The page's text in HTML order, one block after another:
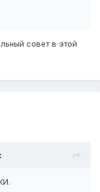
совет в этой